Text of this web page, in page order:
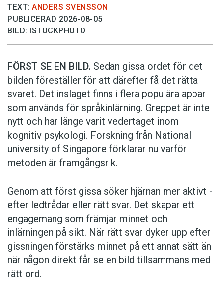
TEXT: ANDERS SVENSSON
PUBLICERAD 2026-08-05
BILD: ISTOCKPHOTO
FÖRST SE EN BILD. Sedan gissa ordet för det
bilden föreställer för att därefter få det rätta
svaret. Det inslaget finns i flera populära appar
som används för språkinlärning. Greppet är inte
nytt och har länge varit vedertaget inom
kognitiv psykologi. Forskning från National
university of Singa­pore förklarar nu varför
metoden är framgångsrik.
Genom att först gissa ­söker hjärnan mer aktivt ­
efter ledtrådar eller rätt svar. Det skapar ett
engagemang som främjar minnet och
inlärningen på sikt. När rätt svar dyker upp efter
gissningen förstärks minnet på ett annat sätt än
när någon direkt får se en bild tillsammans med
rätt ord.